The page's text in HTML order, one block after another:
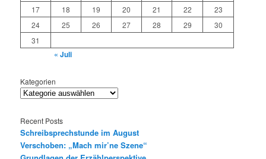
17
18 19 20 21 22
23
24
25 26 27 28 29
30
31
« Juli
Kategorien
Recent Posts
Schreibsprechstunde im August
Verschoben: „Mach mir’ne Szene“